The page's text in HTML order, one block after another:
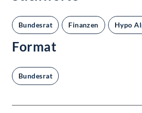
Bundesrat Finanzen Hypo
Format
Bundesrat